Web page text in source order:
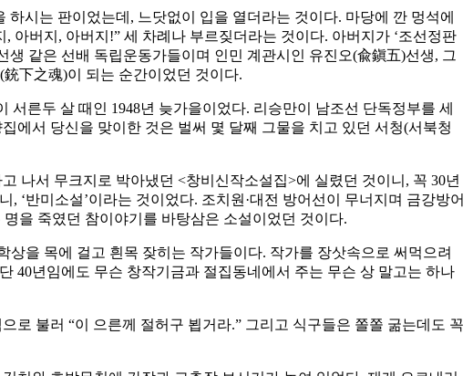
시는 판이었는데, 느닷없이 입을 열더라는 것이다. 마당에 깐 멍석에
버지, 아버지!” 세 차례나 부르짖더라는 것이다. 아버지가 ‘조선정판
생 같은 선배 독립운동가들이며 인민 계관시인 유진오(兪鎭五)선생, 그
銃下之魂)이 되는 순간이었던 것이다.
른두 살 때인 1948년 늦가을이었다. 리승만이 남조선 단독정부를 세
에서 당신을 맞이한 것은 벌써 몇 달째 그물을 치고 있던 서청(서북청
나서 무크지로 박아냈던 <창비신작소설집>에 실렸던 것이니, 꼭 30년
‘반미소설’이라는 것이었다. 조치원·대전 방어선이 무너지며 금강방어
을 죽였던 참이야기를 바탕삼은 소설이었던 것이다.
을 목에 걸고 흰목 잦히는 작가들이다. 작가를 장삿속으로 써먹으려
40년임에도 무슨 창작기금과 절집동네에서 주는 무슨 상 말고는 하나
로 불러 “이 으른께 절허구 뵙거라.” 그리고 식구들은 쫄쫄 굶는데도 꼭